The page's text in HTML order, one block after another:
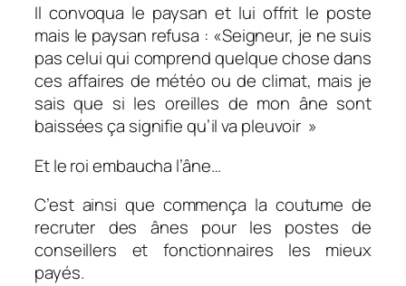
Il convoqua le paysan et lui offrit le poste
mais le paysan refusa : «Seigneur, je ne suis
pas celui qui comprend quelque chose dans
ces affaires de météo ou de climat, mais je
sais que si les oreilles de mon âne sont
baissées ça signifie qu’il va pleuvoir »
Et le roi embaucha l’âne…
C’est ainsi que commença la coutume de
recruter des ânes pour les postes de
conseillers et fonctionnaires les mieux
payés.